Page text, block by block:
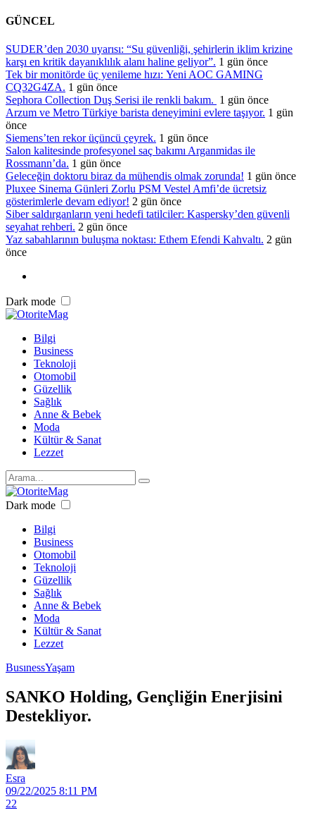
GÜNCEL
SUDER’den 2030 uyarısı: “Su güvenliği, şehirlerin iklim krizine
karşı en kritik dayanıklılık alanı haline geliyor”. 1 gün önce
Tek bir monitörde üç yenileme hızı: Yeni AOC GAMING
CQ32G4ZA. 1 gün önce
Sephora Collection Duş Serisi ile renkli bakım. 1 gün önce
Arzum ve Metro Türkiye barista deneyimini evlere taşıyor. 1 gün
önce
Siemens’ten rekor üçüncü çeyrek. 1 gün önce
Salon kalitesinde profesyonel saç bakımı Arganmidas ile
Rossmann’da. 1 gün önce
Geleceğin doktoru biraz da mühendis olmak zorunda! 1 gün önce
Pluxee Sinema Günleri Zorlu PSM Vestel Amfi’de ücretsiz
gösterimlerle devam ediyor! 2 gün önce
Siber saldırganların yeni hedefi tatilciler: Kaspersky’den güvenli
seyahat rehberi. 2 gün önce
Yaz sabahlarının buluşma noktası: Ethem Efendi Kahvaltı. 2 gün
önce
Dark mode
Bilgi
Business
Teknoloji
Otomobil
Güzellik
Sağlık
Anne & Bebek
Moda
Kültür & Sanat
Lezzet
Dark mode
Bilgi
Business
Otomobil
Teknoloji
Güzellik
Sağlık
Anne & Bebek
Moda
Kültür & Sanat
Lezzet
BusınessYaşam
SANKO Holding, Gençliğin Enerjisini
Destekliyor.
Esra
09/22/2025 8:11 PM
22